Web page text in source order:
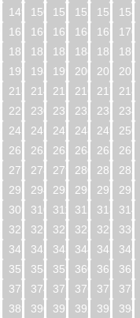
149 150 151 152 153 154
165 166 167 168 169 170
181 182 183 184 185 186
197 198 199 200 201 202
213 214 215 216 217 218
229 230 231 232 233 234
245 246 247 248 249 250
261 262 263 264 265 266
277 278 279 280 281 282
293 294 295 296 297 298
309 310 311 312 313 314
325 326 327 328 329 330
341 342 343 344 345 346
357 358 359 360 361 362
373 374 375 376 377 378
389 390 391 392 393 394